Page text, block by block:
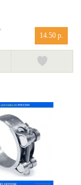
14.50 р.